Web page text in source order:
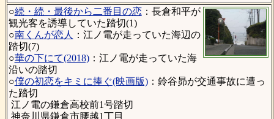
○続・続・最後から二番目の恋：長倉和平が
観光客を誘導していた踏切(1)
○南くんが恋人
：江ノ電が走っていた海辺の
踏切(7)
○華の下にて(2018)：江ノ電が走っていた海
沿いの踏切
○僕の初恋をキミに捧ぐ(映画版)：鈴谷昴が交通事故に遭っ
た踏切
江ノ電の鎌倉高校前1号踏切
神奈川県鎌倉市腰越1丁目